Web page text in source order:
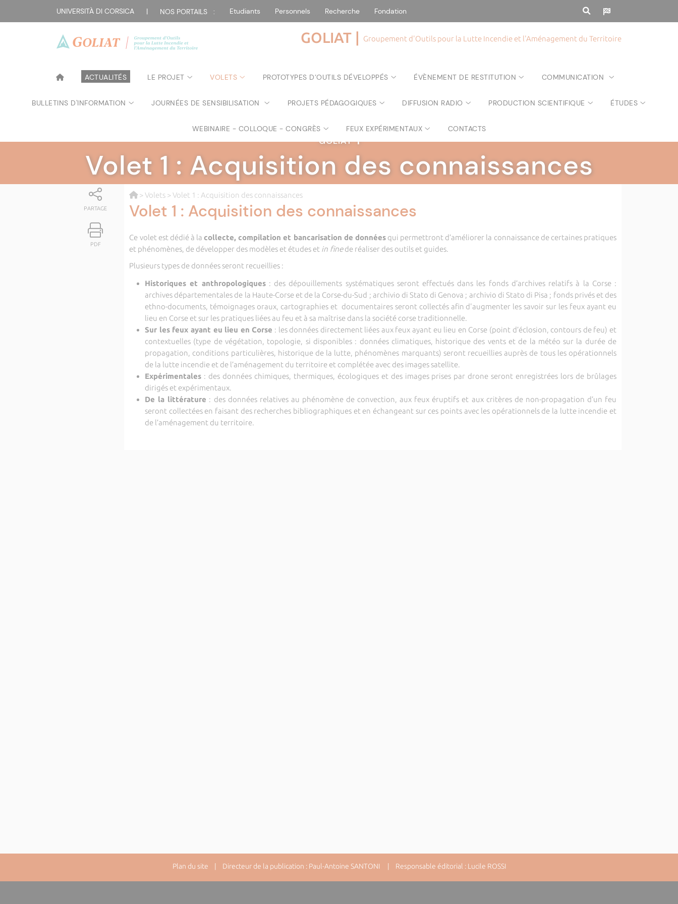
UNIVERSITÀ DI CORSICA | NOS PORTAILS : Etudiants Personnels Recherche Fondation
GOLIAT | Groupement d'Outils pour la Lutte Incendie et l'Aménagement du Territoire
ACTUALITÉS LE PROJET VOLETS PROTOTYPES D’OUTILS DÉVELOPPÉS ÉVÈNEMENT DE RESTITUTION COMMUNICATION
BULLETINS D'INFORMATION JOURNÉES DE SENSIBILISATION PROJETS PÉDAGOGIQUES DIFFUSION RADIO PRODUCTION SCIENTIFIQUE ÉTUDES
WEBINAIRE - COLLOQUE - CONGRÈS FEUX EXPÉRIMENTAUX CONTACTS
GOLIAT|
Volet 1 : Acquisition des connaissances
PARTAGE
PDF
>Volets > Volet 1 : Acquisition des connaissances
Volet 1 : Acquisition des connaissances
Ce volet est dédié à lacollecte, compilation et bancarisation de donnéesqui permettront d’améliorer la connaissance de certaines pratiques
et phénomènes, de développer des modèles et études et in finede réaliser des outils et guides.
Plusieurs types de données seront recueillies :
Historiques et anthropologiques: des dépouillements systématiques seront effectués dans les fonds d’archives relatifs à la Corse :
archives départementales de la Haute-Corse et de la Corse-du-Sud ; archivio di Stato di Genova ; archivio di Stato di Pisa ; fonds privés et des
ethno-documents, témoignages oraux, cartographies et documentaires seront collectés afin d'augmenter les savoir sur les feux ayant eu
lieu en Corse et sur les pratiques liées au feu et à sa maîtrise dans la société corse traditionnelle.
Sur les feux ayant eu lieu en Corse : les données directement liées aux feux ayant eu lieu en Corse (point d’éclosion, contours de feu) et
contextuelles (type de végétation, topologie, si disponibles : données climatiques, historique des vents et de la météo sur la durée de
propagation, conditions particulières, historique de la lutte, phénomènes marquants) seront recueillies auprès de tous les opérationnels
de la lutte incendie et de l’aménagement du territoire et complétée avec des images satellite.
Expérimentales : des données chimiques, thermiques, écologiques et des images prises par drone seront enregistrées lors de brûlages
dirigés et expérimentaux.
De la littérature : des données relatives au phénomène de convection, aux feux éruptifs et aux critères de non-propagation d’un feu
seront collectées en faisant des recherches bibliographiques et en échangeant sur ces points avec les opérationnels de la lutte incendie et
de l’aménagement du territoire.
Plan du site | Directeur de la publication : Paul-Antoine SANTONI | Responsable éditorial : Lucile ROSSI